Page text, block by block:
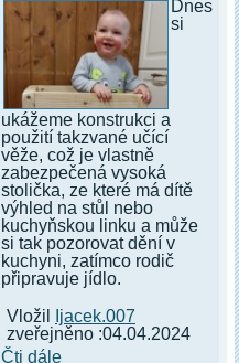
Dnes
si
ukážeme konstrukci a
použití takzvané učící
věže, což je vlastně
zabezpečená vysoká
stolička, ze které má dítě
výhled na stůl nebo
kuchyňskou linku a může
si tak pozorovat dění v
kuchyni, zatímco rodič
připravuje jídlo.
Vložil
Ijacek.007
zveřejněno :04.04.2024
Čti dále